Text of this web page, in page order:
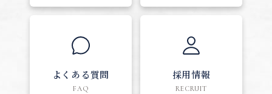
よくある質問
FAQ
採用情報
RECRUIT